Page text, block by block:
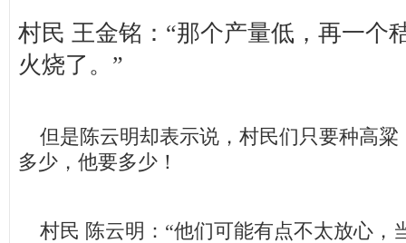
村民 王金铭：“那个产量低，再一个
火烧了。”
但是陈云明却表示说，村民们只要种高粱
多少，他要多少！
村民 陈云明：“他们可能有点不太放心，